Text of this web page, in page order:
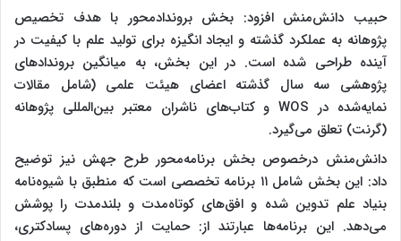
حبیب دانش‌منش افزود: بخش بروندادمحور با هدف تخصیص
پژوهانه به عملکرد گذشته و ایجاد انگیزه برای تولید علم با کیفیت در
آینده طراحی شده است. در این بخش، به میانگین بروندادهای
پژوهشی سه سال گذشته اعضای هیئت علمی (شامل مقالات
نمایه‌شده در WOS و کتاب‌های ناشران معتبر بین‌المللی پژوهانه
(گرنت) تعلق می‌گیرد.
دانش‌منش درخصوص بخش برنامه‌محور طرح جهش نیز توضیح
داد: این بخش شامل ۱۱ برنامه تخصصی است که منطبق با شیوه‌نامه
بنیاد علم تدوین شده و افق‌های کوتاه‌مدت و بلندمدت را پوشش
می‌دهد. این برنامه‌ها عبارتند از: حمایت از دوره‌های پسادکتری،